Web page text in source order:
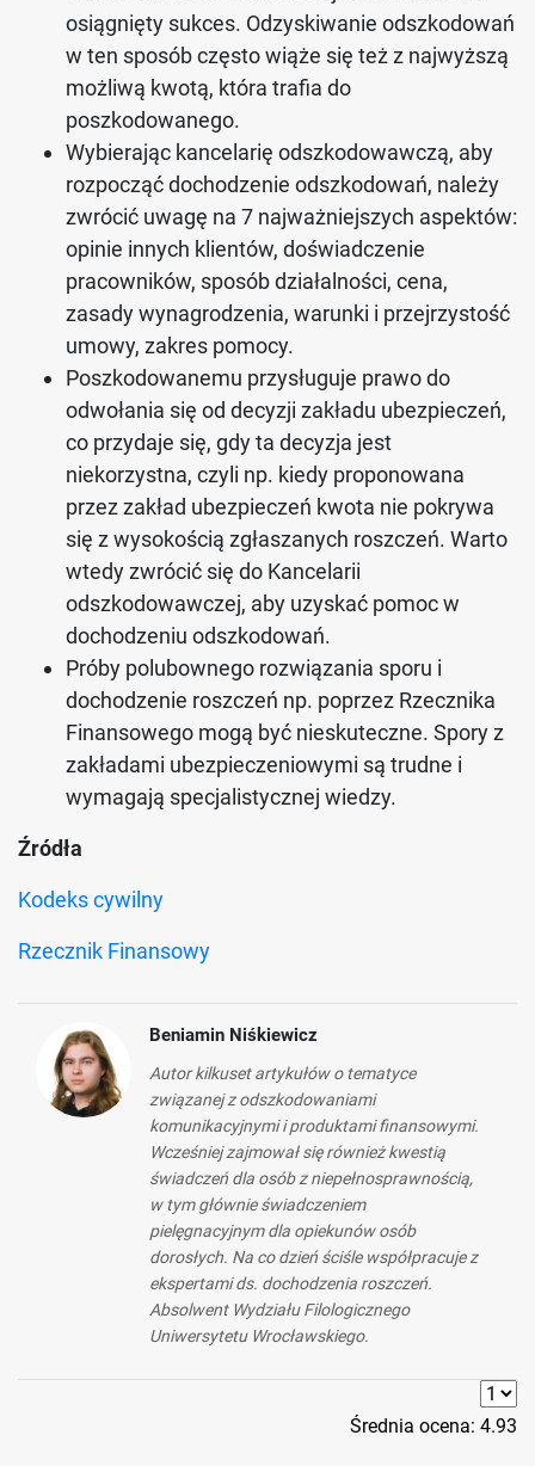
osiągnięty sukces. Odzyskiwanie odszkodowań
w ten sposób często wiąże się też z najwyższą
możliwą kwotą, która trafia do
poszkodowanego.
Wybierając kancelarię odszkodowawczą, aby
rozpocząć dochodzenie odszkodowań, należy
zwrócić uwagę na 7 najważniejszych aspektów:
opinie innych klientów, doświadczenie
pracowników, sposób działalności, cena,
zasady wynagrodzenia, warunki i przejrzystość
umowy, zakres pomocy.
Poszkodowanemu przysługuje prawo do
odwołania się od decyzji zakładu ubezpieczeń,
co przydaje się, gdy ta decyzja jest
niekorzystna, czyli np. kiedy proponowana
przez zakład ubezpieczeń kwota nie pokrywa
się z wysokością zgłaszanych roszczeń. Warto
wtedy zwrócić się do Kancelarii
odszkodowawczej, aby uzyskać pomoc w
dochodzeniu odszkodowań.
Próby polubownego rozwiązania sporu i
dochodzenie roszczeń np. poprzez Rzecznika
Finansowego mogą być nieskuteczne. Spory z
zakładami ubezpieczeniowymi są trudne i
wymagają specjalistycznej wiedzy.
Źródła
Kodeks cywilny
Rzecznik Finansowy
Beniamin Niśkiewicz
Autor kilkuset artykułów o tematyce
związanej z odszkodowaniami
komunikacyjnymi i produktami finansowymi.
Wcześniej zajmował się również kwestią
świadczeń dla osób z niepełnosprawnością,
w tym głównie świadczeniem
pielęgnacyjnym dla opiekunów osób
dorosłych. Na co dzień ściśle współpracuje z
ekspertami ds. dochodzenia roszczeń.
Absolwent Wydziału Filologicznego
Uniwersytetu Wrocławskiego.
Średnia ocena: 4.93